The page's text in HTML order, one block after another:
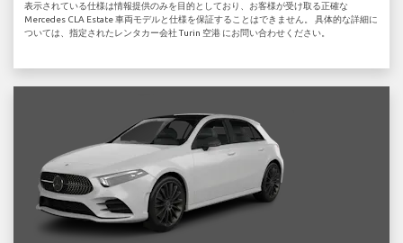
表示されている仕様は情報提供のみを目的としており、お客様が受け取る正確な
Mercedes CLA Estate 車両モデルと仕様を保証することはできません。 具体的な詳細に
ついては、指定されたレンタカー会社 Turin 空港 にお問い合わせください。